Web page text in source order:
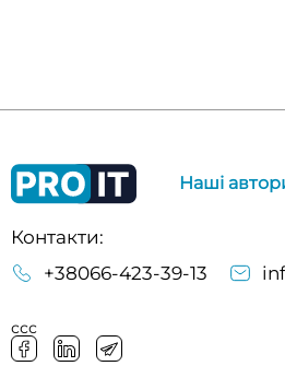
Контакти:
+38066-423-39-13
ссс
Наші